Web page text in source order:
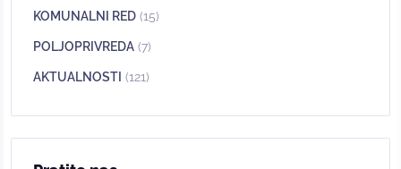
KOMUNALNI RED (15)
POLJOPRIVREDA (7)
AKTUALNOSTI (121)